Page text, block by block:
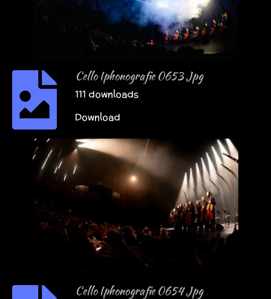
Cello Iphonografie 0653 Jpg
111 downloads
Download
Cello Iphonografie 0654 Jpg